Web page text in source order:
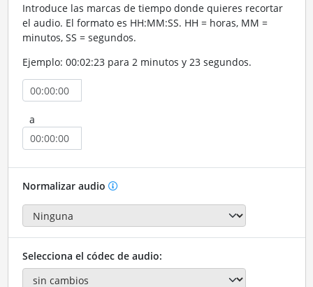
Introduce las marcas de tiempo donde quieres recortar
el audio. El formato es HH:MM:SS. HH = horas, MM =
minutos, SS = segundos.
Ejemplo: 00:02:23 para 2 minutos y 23 segundos.
a
Normalizar audio
Selecciona el códec de audio: